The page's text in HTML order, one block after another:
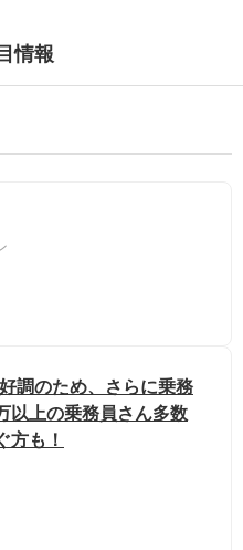
情報
調のため、さらに乗務
以上の乗務員さん多数
方も！